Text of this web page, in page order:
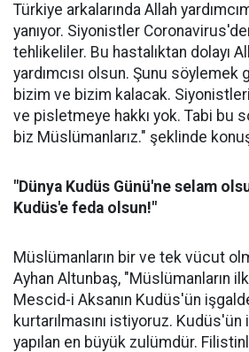
Türkiye arkalarında Allah
yanıyor. Siyonistler
tehlikeliler. Bu hastalıktan dolayı
yardımcısı olsun. Şunu söylemek
bizim ve bizim kalacak.
ve pisletmeye hakkı yok. Tabi bu
biz Müslümanlarız." şeklinde
"Dünya Kudüs Günü'ne selam
Kudüs'e feda olsun!"
Müslümanların bir ve tek vücut
Ayhan Altunbaş, "Müslümanların
Mescid-i Aksanın Kudüs'ün
kurtarılmasını istiyoruz.
yapılan en büyük zulümdür.